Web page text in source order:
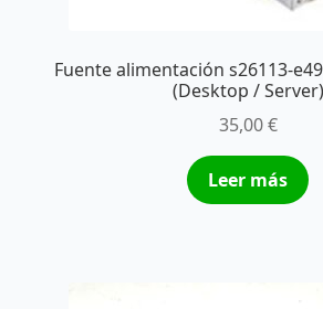
Fuente alimentación s26113-
(Desktop / Server)
35,00€
Leer más